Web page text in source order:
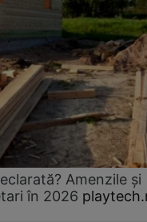
Amenzile și
în 2026